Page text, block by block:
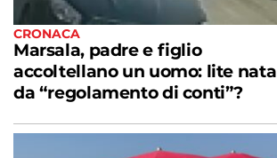
CRONACA
Marsala, padre e figlio
accoltellano un uomo: lite nata
da “regolamento di conti”?